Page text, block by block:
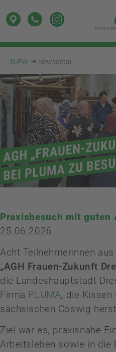
SUFW Newsdetail
Praxisbesuch mit guten
25.06.2026
Acht Teilnehmerinnen
„AGH Frauen-Zukunft
die Landeshauptstadt
Firma PLUMA, die Kissen
sächsischen Coswig
Ziel war es, praxisnahe
Arbeitsleben sowie in die